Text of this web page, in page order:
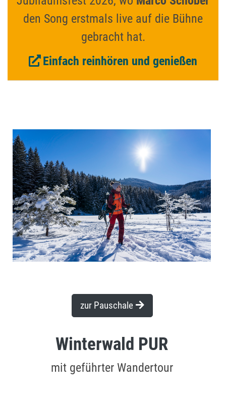
den Song erstmals live auf die Bühne
gebracht hat.
Einfach reinhören und genießen
zur Pauschale
Winterwald PUR
mit geführter Wandertour